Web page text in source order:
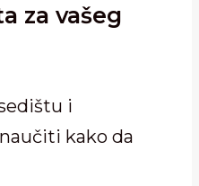
za vašeg
i
kako da